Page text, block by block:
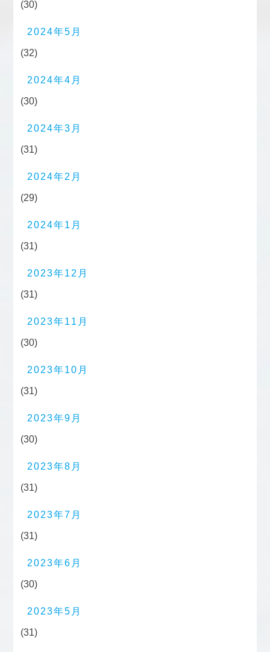
(30)
2024年5月
(32)
2024年4月
(30)
2024年3月
(31)
2024年2月
(29)
2024年1月
(31)
2023年12月
(31)
2023年11月
(30)
2023年10月
(31)
2023年9月
(30)
2023年8月
(31)
2023年7月
(31)
2023年6月
(30)
2023年5月
(31)